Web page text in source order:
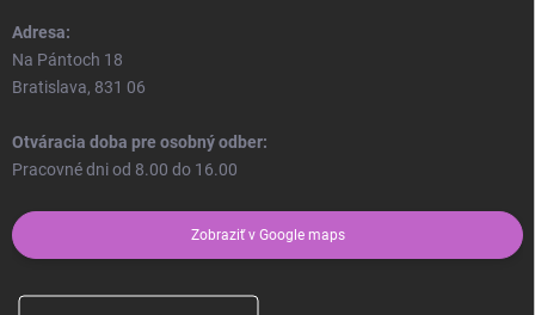
Adresa:
Na Pántoch 18
Bratislava, 831 06
Otváracia doba pre osobný odber:
Pracovné dni od 8.00 do 16.00
Zobraziť v Google maps